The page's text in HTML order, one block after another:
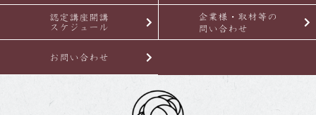
認定講座開講
スケジュール
企業様・取材等の
問い合わせ
お問い合わせ